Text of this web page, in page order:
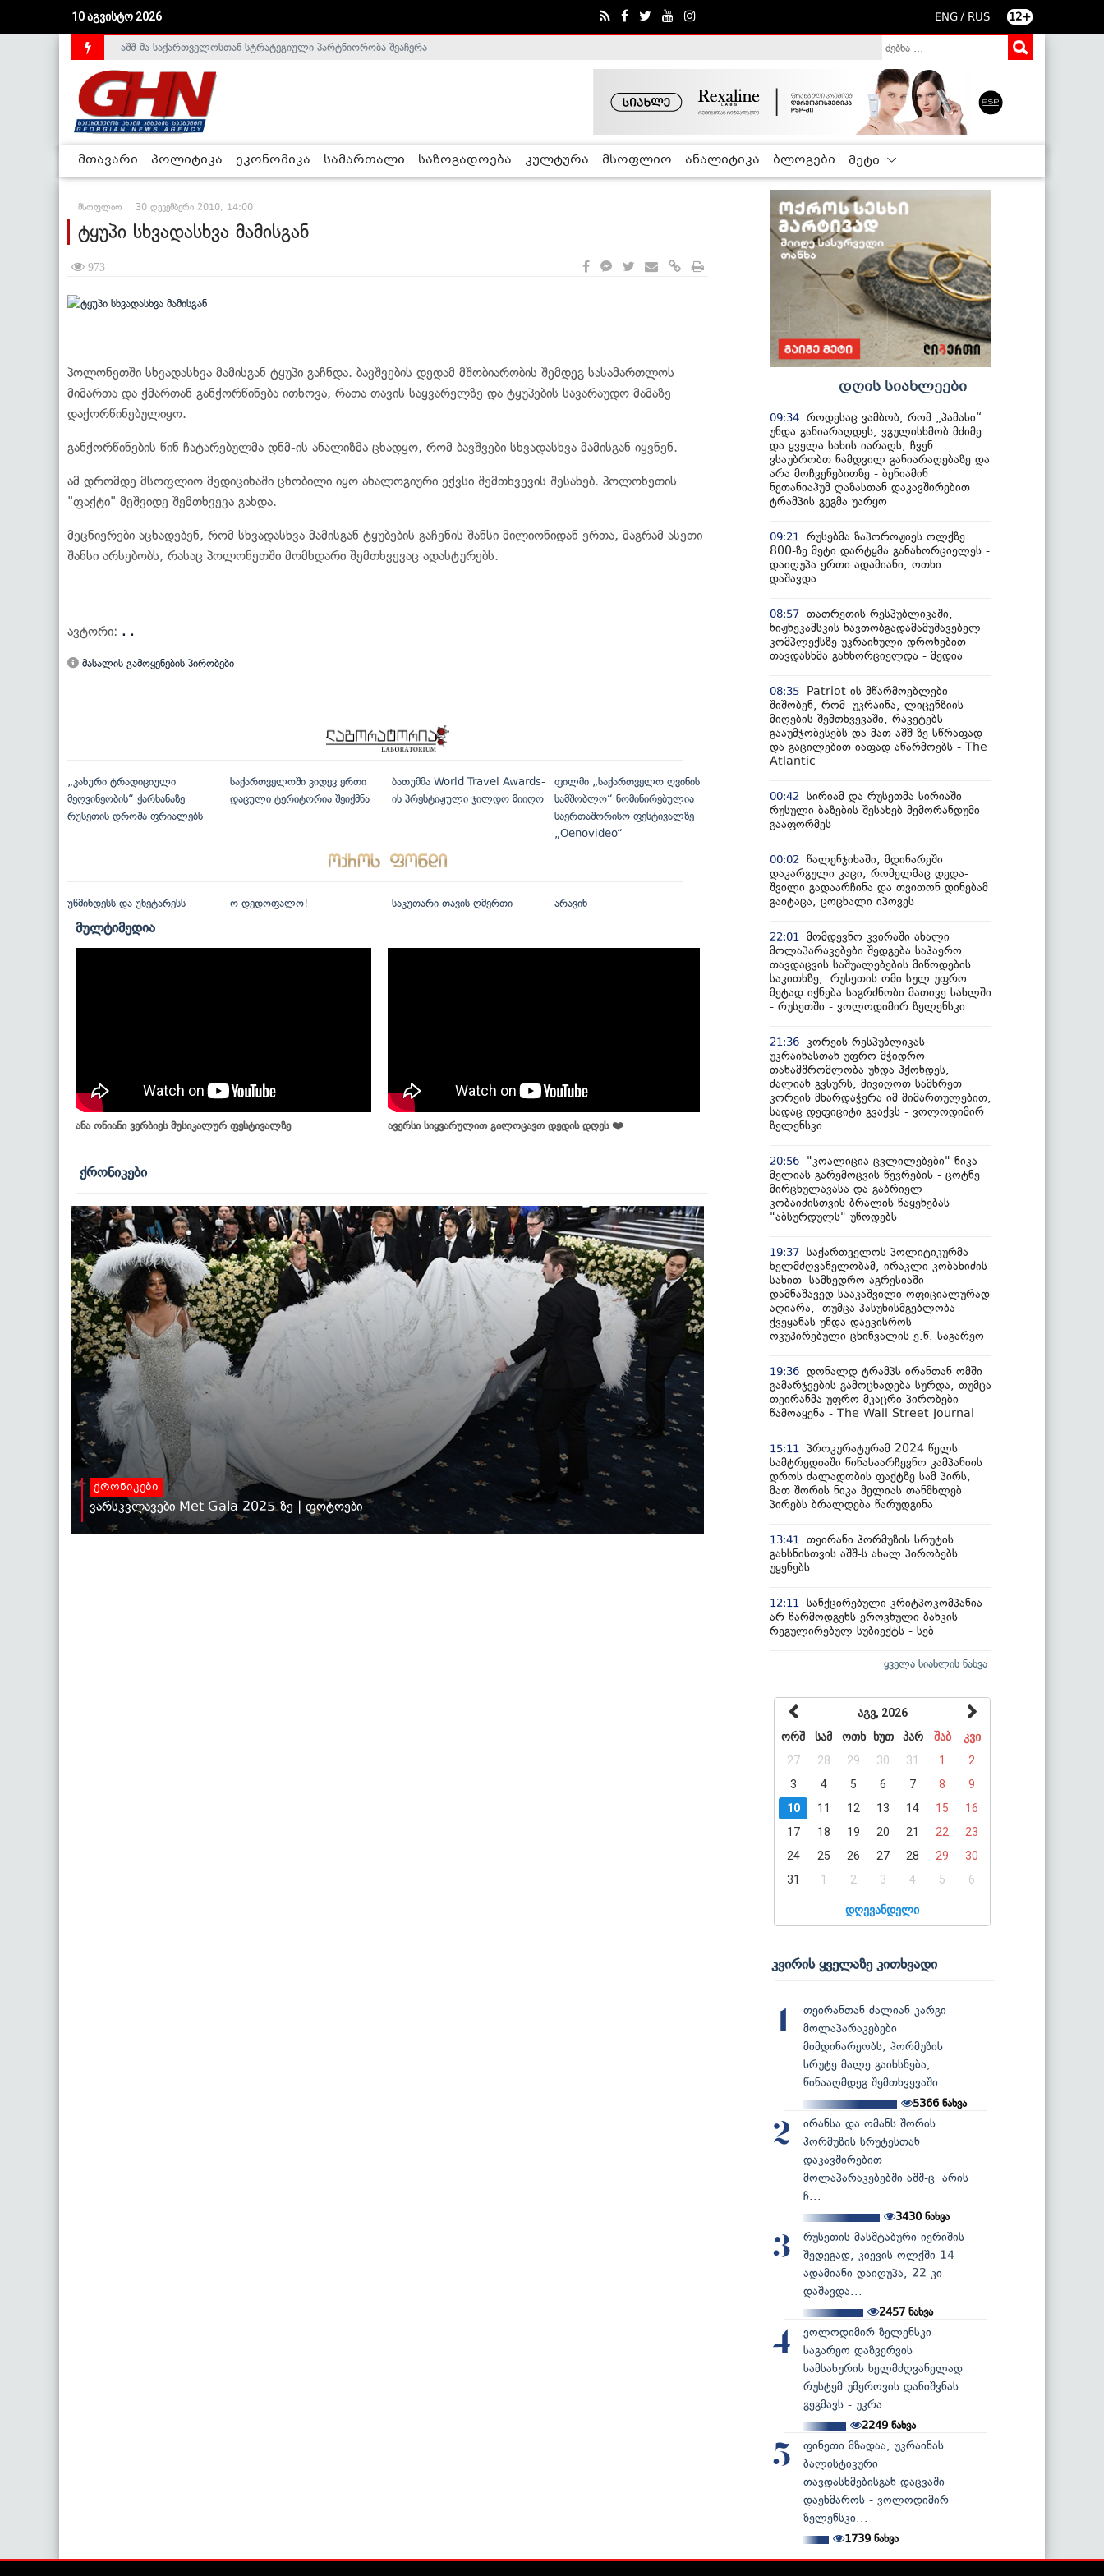
10 აგვისტო 2026 ENG / RUS 12+
საქართველოს დე-ფაქტო მთავრობა არალეგიტიმურია - ჰელსინკის კომისია
აშშ-მა საქართველოსთან სტრატეგიული პარტნიორობა შეაჩერა
მთავარი პოლიტიკა ეკონომიკა სამართალი საზოგადოება კულტურა მსოფლიო ანალიტიკა ბლოგები მეტი
მსოფლიო 30 დეკემბერი 2010, 14:00
ტყუპი სხვადასხვა მამისგან
973
პოლონეთში სხვადასხვა მამისგან ტყუპი გაჩნდა. ბავშვების დედამ მშობიარობის შემდეგ სასამართლოს
მიმართა და ქმართან განქორწინება ითხოვა, რათა თავის საყვარელზე და ტყუპების სავარაუდო მამაზე
დაქორწინებულიყო.
განქორწინების წინ ჩატარებულმა დნმ-ის ანალიზმა ცხადყო, რომ ბავშვები სხვადასხვა მამისგან იყვნენ.
ამ დრომდე მსოფლიო მედიცინაში ცნობილი იყო ანალოგიური ექვსი შემთხვევის შესახებ. პოლონეთის
"ფაქტი" მეშვიდე შემთხვევა გახდა.
მეცნიერები აცხადებენ, რომ სხვადასხვა მამისგან ტყუბების გაჩენის შანსი მილიონიდან ერთა, მაგრამ ასეთი
შანსი არსებობს, რასაც პოლონეთში მომხდარი შემთხვევაც ადასტურებს.
ავტორი: . .
მასალის გამოყენების პირობები
„კახური ტრადიციული
მეღვინეობის“ ქარხანაზე
რუსეთის დროშა ფრიალებს
საქართველოში კიდევ ერთი
დაცული ტერიტორია შეიქმნა
ბათუმმა World Travel Awards-
ის პრესტიჟული ჯილდო მიიღო
ფილმი „საქართველო ღვინის
სამშობლო“ ნომინირებულია
საერთაშორისო ფესტივალზე
„Oenovideo“
უწმინდესს და უნეტარესს ო დედოფალო! საკუთარი თავის ღმერთი არავინ
მულტიმედია
ანა ონიანი ვერბიეს მუსიკალურ ფესტივალზე ავერსი სიყვარულით გილოცავთ დედის დღეს ❤️
ქრონიკები
ქრონიკები
ვარსკვლავები Met Gala 2025-ზე | ფოტოები
დღის სიახლეები
09:34 როდესაც ვამბობ, რომ „ჰამასი“
უნდა განიარაღდეს, ვგულისხმობ მძიმე
და ყველა სახის იარაღს, ჩვენ
ვსაუბრობთ ნამდვილ განიარაღებაზე და
არა მოჩვენებითზე - ბენიამინ
ნეთანიაჰუმ ღაზასთან დაკავშირებით
ტრამპის გეგმა უარყო
09:21
რუსებმა ზაპოროჟიეს ოლქზე
800-ზე მეტი დარტყმა განახორციელეს -
დაიღუპა ერთი ადამიანი, ოთხი
დაშავდა
08:57 თათრეთის რესპუბლიკაში,
ნიჟნეკამსკის ნავთობგადამამუშავებელ
კომპლექსზე უკრაინული დრონებით
თავდასხმა განხორციელდა - მედია
08:35
Patriot-ის მწარმოებლები
შიშობენ, რომ უკრაინა, ლიცენზიის
მიღების შემთხვევაში, რაკეტებს
გააუმჯობესებს და მათ აშშ-ზე სწრაფად
და გაცილებით იაფად აწარმოებს - The
Atlantic
00:42
სირიამ და რუსეთმა სირიაში
რუსული ბაზების შესახებ მემორანდუმი
გააფორმეს
00:02
წალენჯიხაში, მდინარეში
დაკარგული კაცი, რომელმაც დედა-
შვილი გადაარჩინა და თვითონ დინებამ
გაიტაცა, ცოცხალი იპოვეს
22:01
მომდევნო კვირაში ახალი
მოლაპარაკებები შედგება საჰაერო
თავდაცვის საშუალებების მიწოდების
საკითხზე, რუსეთის ომი სულ უფრო
მეტად იქნება საგრძნობი მათივე სახლში
- რუსეთში - ვოლოდიმირ ზელენსკი
21:36 კორეის რესპუბლიკას
უკრაინასთან უფრო მჭიდრო
თანამშრომლობა უნდა ჰქონდეს,
ძალიან გვსურს, მივიღოთ სამხრეთ
კორეის მხარდაჭერა იმ მიმართულებით,
სადაც დეფიციტი გვაქვს - ვოლოდიმირ
ზელენსკი
20:56
"კოალიცია ცვლილებები" ნიკა
მელიას გარემოცვის წევრების - ცოტნე
მირცხულავასა და გაბრიელ
კობაიძისთვის ბრალის წაყენებას
"აბსურდულს" უწოდებს
19:37 საქართველოს პოლიტიკურმა
ხელმძღვანელობამ, ირაკლი კობახიძის
სახით სამხედრო აგრესიაში
დამნაშავედ სააკაშვილი ოფიციალურად
აღიარა, თუმცა პასუხისმგებლობა
ქვეყანას უნდა დაეკისროს -
ოკუპირებული ცხინვალის ე.წ. საგარეო
19:36 დონალდ ტრამპს ირანთან ომში
გამარჯვების გამოცხადება სურდა, თუმცა
თეირანმა უფრო მკაცრი პირობები
წამოაყენა - The Wall Street Journal
15:11
პროკურატურამ 2024 წელს
სამტრედიაში წინასაარჩევნო კამპანიის
დროს ძალადობის ფაქტზე სამ პირს,
მათ შორის ნიკა მელიას თანმხლებ
პირებს ბრალდება წარუდგინა
13:41
თეირანი ჰორმუზის სრუტის
გახსნისთვის აშშ-ს ახალ პირობებს
უყენებს
12:11
სანქცირებული კრიტპოკომპანია
არ წარმოდგენს ეროვნული ბანკის
რეგულირებულ სუბიექტს - სებ
ყველა სიახლის ნახვა
აგვ, 2026
ორშ
სამ ოთხ ხუთ პარ შაბ
კვი
27
28 29 30 31 1
2
3
4 5 6 7 8
9
10
11 12 13 14 15
16
17
18 19 20 21 22
23
24
25 26 27 28 29
30
31
1 2 3 4 5 6
დღევანდელი
კვირის ყველაზე კითხვადი
1
თეირანთან ძალიან კარგი
მოლაპარაკებები
მიმდინარეობს, ჰორმუზის
სრუტე მალე გაიხსნება,
წინააღმდეგ შემთხვევაში...
5366ნახვა
2
ირანსა და ომანს შორის
ჰორმუზის სრუტესთან
დაკავშირებით
მოლაპარაკებებში აშშ-ც არის
ჩ...
3430ნახვა
3
რუსეთის მასშტაბური იერიშის
შედეგად, კიევის ოლქში 14
ადამიანი დაიღუპა, 22 კი
დაშავდა...
2457ნახვა
4
ვოლოდიმირ ზელენსკი
საგარეო დაზვერვის
სამსახურის ხელმძღვანელად
რუსტემ უმეროვის დანიშვნას
გეგმავს - უკრა...
2249ნახვა
5
ფინეთი მზადაა, უკრაინას
ბალისტიკური
თავდასხმებისგან დაცვაში
დაეხმაროს - ვოლოდიმირ
ზელენსკი...
1739 ნახვა